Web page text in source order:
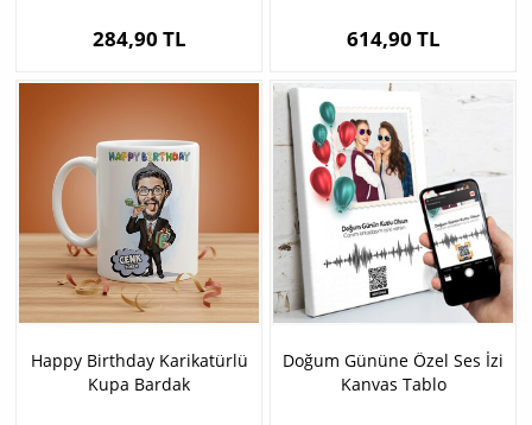
284,90 TL 614,90 TL
Happy Birthday Karikatürlü
Kupa Bardak
Doğum Gününe Özel Ses İzi
Kanvas Tablo